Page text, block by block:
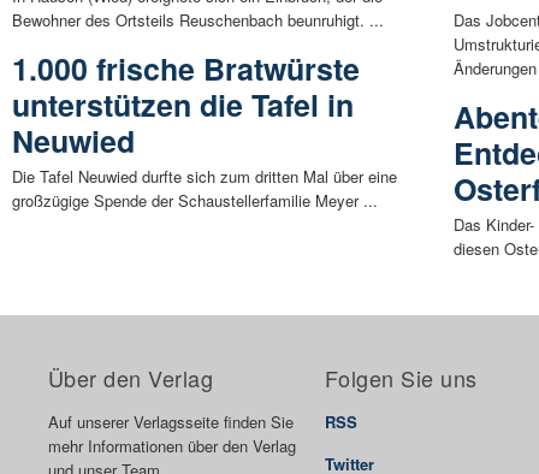
Bewohner des Ortsteils Reuschenbach beunruhigt. ...
1.000 frische Bratwürste
unterstützen die Tafel in
Neuwied
Die Tafel Neuwied durfte sich zum dritten Mal über eine
großzügige Spende der Schaustellerfamilie Meyer ...
Das
Das
diesen
Über den Verlag
Auf unserer Verlagsseite finden Sie
mehr Informationen über den Verlag
Folgen Sie uns
RSS
Twitter